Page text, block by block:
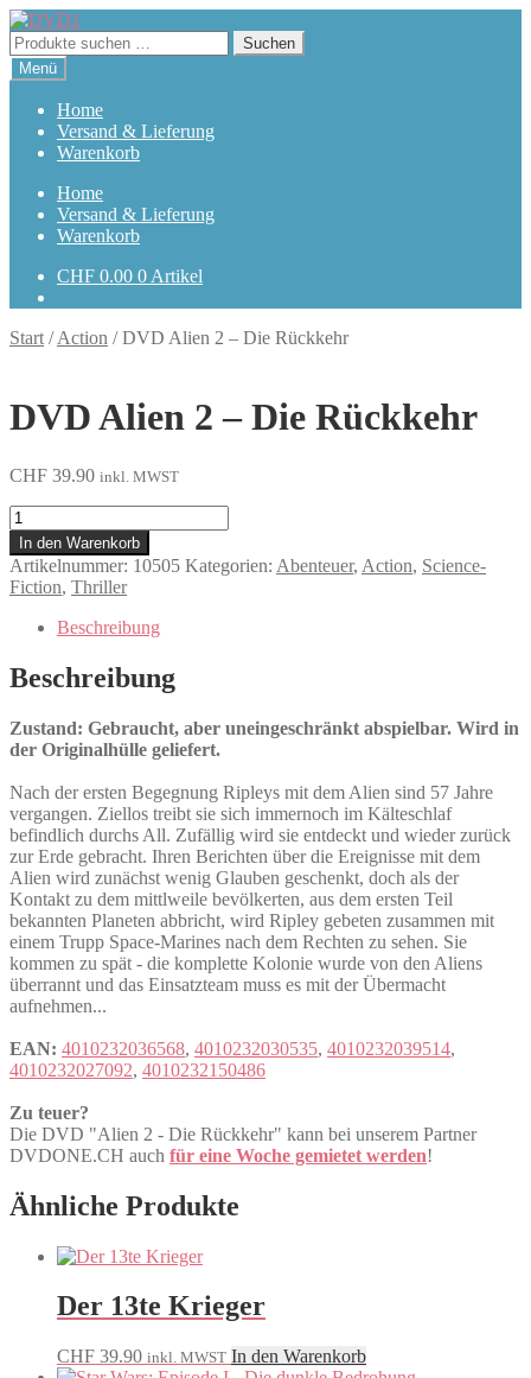
Zur
Navigation
springen
Zum
Inhalt
springen
Suchen
nach:
Suchen
Menü
Home
Versand & Lieferung
Warenkorb
Home
Versand & Lieferung
Warenkorb
CHF 0.00 0 Artikel
Start /Action /DVD Alien 2 – Die Rückkehr
DVD Alien 2 – Die Rückkehr
CHF 39.90 inkl. MWST
Alien
2
-
Die
Rückkehr
Menge
In den Warenkorb
Artikelnummer: 10505 Kategorien: Abenteuer, Action, Science-
Fiction, Thriller
Beschreibung
Beschreibung
Zustand: Gebraucht, aber uneingeschränkt abspielbar. Wird in
der Originalhülle geliefert.
Nach der ersten Begegnung Ripleys mit dem Alien sind 57 Jahre
vergangen. Ziellos treibt sie sich immernoch im Kälteschlaf
befindlich durchs All. Zufällig wird sie entdeckt und wieder zurück
zur Erde gebracht. Ihren Berichten über die Ereignisse mit dem
Alien wird zunächst wenig Glauben geschenkt, doch als der
Kontakt zu dem mittlweile bevölkerten, aus dem ersten Teil
bekannten Planeten abbricht, wird Ripley gebeten zusammen mit
einem Trupp Space-Marines nach dem Rechten zu sehen. Sie
kommen zu spät - die komplette Kolonie wurde von den Aliens
überrannt und das Einsatzteam muss es mit der Übermacht
aufnehmen...
EAN: 4010232036568, 4010232030535, 4010232039514,
4010232027092, 4010232150486
Zu teuer?
Die DVD "Alien 2 - Die Rückkehr" kann bei unserem Partner
DVDONE.CH auch für eine Woche gemietet werden!
Ähnliche Produkte
Der 13te Krieger
CHF 39.90 inkl. MWST In den Warenkorb